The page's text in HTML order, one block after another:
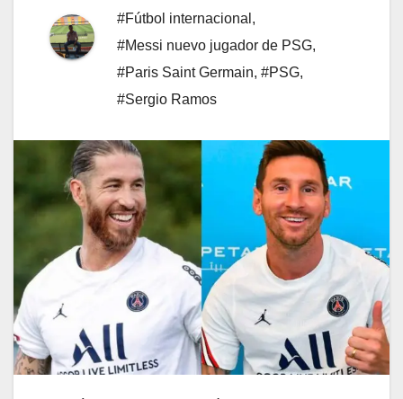
#Fútbol internacional ,
#Messi nuevo jugador de PSG,
#Paris Saint Germain, #PSG,
#Sergio Ramos